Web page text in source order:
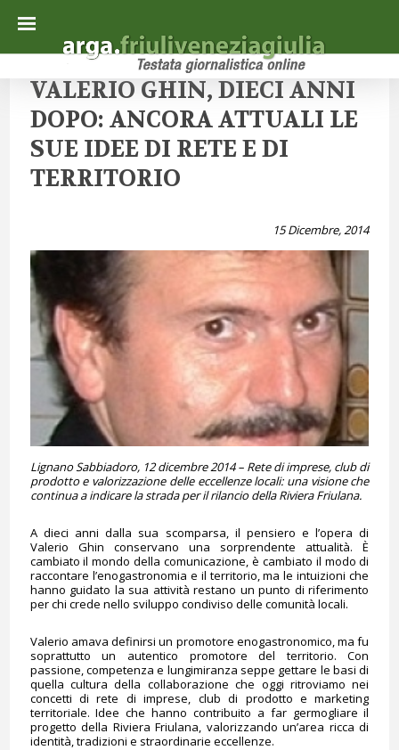
VALERIO GHIN, DIECI ANNI
DOPO: ANCORA ATTUALI LE
SUE IDEE DI RETE E DI
TERRITORIO
15 Dicembre, 2014
Lignano Sabbiadoro, 12 dicembre 2014 – Rete di imprese, club di
prodotto e valorizzazione delle eccellenze locali: una visione che
continua a indicare la strada per il rilancio della Riviera Friulana.
A dieci anni dalla sua scomparsa, il pensiero e l’opera di
Valerio Ghin conservano una sorprendente attualità. È
cambiato il mondo della comunicazione, è cambiato il modo di
raccontare l’enogastronomia e il territorio, ma le intuizioni che
hanno guidato la sua attività restano un punto di riferimento
per chi crede nello sviluppo condiviso delle comunità locali.
Valerio amava definirsi un promotore enogastronomico, ma fu
soprattutto un autentico promotore del territorio. Con
passione, competenza e lungimiranza seppe gettare le basi di
quella cultura della collaborazione che oggi ritroviamo nei
concetti di rete di imprese, club di prodotto e marketing
territoriale. Idee che hanno contribuito a far germogliare il
progetto della Riviera Friulana, valorizzando un’area ricca di
identità, tradizioni e straordinarie eccellenze.